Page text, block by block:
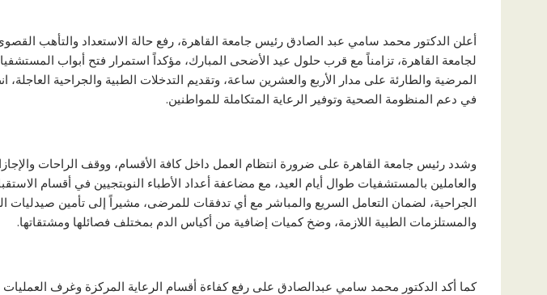
أعلن الدكتور محمد سامي عبد الصادق رئيس جامعة القاهرة، رفع حالة الاستعداد والتأهب
لجامعة القاهرة، تزامناً مع قرب حلول عيد الأضحى المبارك، مؤكداً استمرار فتح أبواب
المرضية والطارئة على مدار الأربع والعشرين ساعة، وتقديم التدخلات الطبية والجراحية العاجلة،
في دعم المنظومة الصحية وتوفير الرعاية المتكاملة للمواطنين.
وشدد رئيس جامعة القاهرة على ضرورة انتظام العمل داخل كافة الأقسام، ووقف الراحات
والعاملين بالمستشفيات طوال أيام العيد، مع مضاعفة أعداد الأطباء النوبتجيين في أقسام
الجراحية، لضمان التعامل السريع والمباشر مع أي تدفقات للمرضى، مشيراً إلى تأمين صيدليات
والمستلزمات الطبية اللازمة، وضخ كميات إضافية من أكياس الدم بمختلف فصائلها ومشتقاتها.
كما أكد الدكتور محمد سامي عبدالصادق على رفع كفاءة أقسام الرعاية المركزة وغرف العمليات